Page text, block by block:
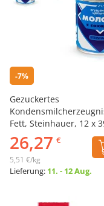
-7%
Gezuckertes
Fett, Steinhauer, 12 х
26,27 €
5,51 €/kg
Lieferung: 11. - 12 Aug.